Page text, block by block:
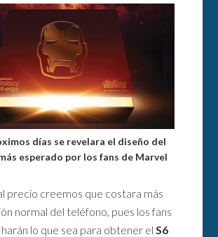
días se revelara el diseño del
esperado por los fans de Marvel
precio creemos que costara más
normal del teléfono, pues los fans
harán lo que sea para obtener el S6